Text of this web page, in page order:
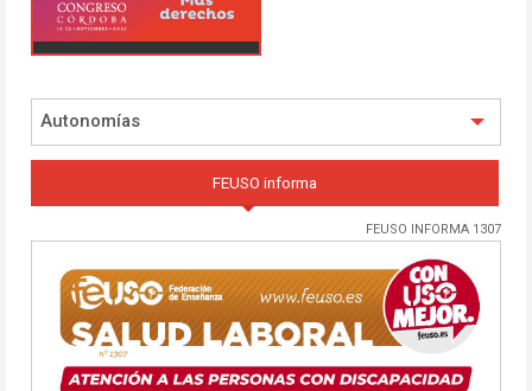
Autonomías
FEUSO informa
FEUSO INFORMA 1307